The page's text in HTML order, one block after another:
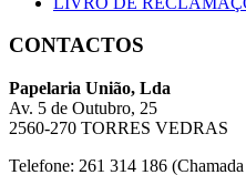
CONTACTOS
Papelaria União, Lda
Av. 5 de Outubro, 25
2560-270 TORRES VEDRAS
Telefone: 261 314 186